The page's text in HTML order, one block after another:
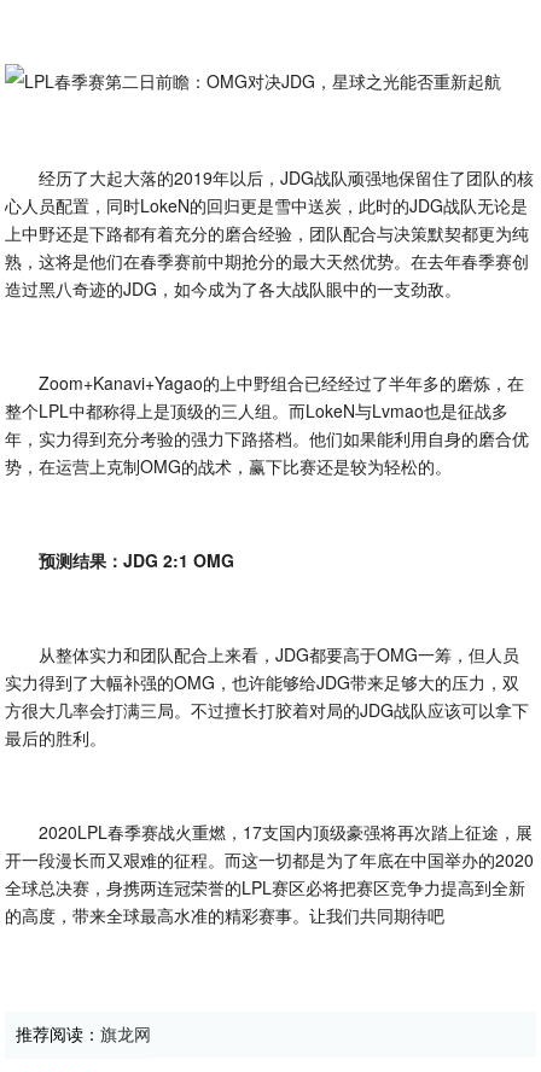
经历了大起大落的2019年以后，JDG战队顽强地保留住了团队的核
心人员配置，同时LokeN的回归更是雪中送炭，此时的JDG战队无论是
上中野还是下路都有着充分的磨合经验，团队配合与决策默契都更为纯
熟，这将是他们在春季赛前中期抢分的最大天然优势。在去年春季赛创
造过黑八奇迹的JDG，如今成为了各大战队眼中的一支劲敌。
Zoom+Kanavi+Yagao的上中野组合已经经过了半年多的磨炼，在
整个LPL中都称得上是顶级的三人组。而LokeN与Lvmao也是征战多
年，实力得到充分考验的强力下路搭档。他们如果能利用自身的磨合优
势，在运营上克制OMG的战术，赢下比赛还是较为轻松的。
预测结果：JDG 2:1 OMG
从整体实力和团队配合上来看，JDG都要高于OMG一筹，但人员
实力得到了大幅补强的OMG，也许能够给JDG带来足够大的压力，双
方很大几率会打满三局。不过擅长打胶着对局的JDG战队应该可以拿下
最后的胜利。
2020LPL春季赛战火重燃，17支国内顶级豪强将再次踏上征途，展
开一段漫长而又艰难的征程。而这一切都是为了年底在中国举办的2020
全球总决赛，身携两连冠荣誉的LPL赛区必将把赛区竞争力提高到全新
的高度，带来全球最高水准的精彩赛事。让我们共同期待吧
推荐阅读：旗龙网